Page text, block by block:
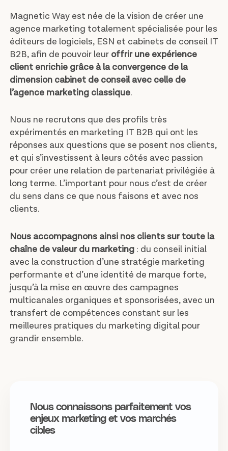
Magnetic Way est née de la vision de créer une
agence marketing totalement spécialisée pour les
éditeurs de logiciels, ESN et cabinets de conseil IT
B2B, afin de pouvoir leur offrir une expérience
client enrichie grâce à la convergence de la
dimension cabinet de conseil avec celle de
l’agence marketing classique.
Nous ne recrutons que des profils très
expérimentés en marketing IT B2B qui ont les
réponses aux questions que se posent nos clients,
et qui s’investissent à leurs côtés avec passion
pour créer une relation de partenariat privilégiée à
long terme. L’important pour nous c’est de créer
du sens dans ce que nous faisons et avec nos
clients.
Nous accompagnons ainsi nos clients sur toute la
chaîne de valeur du marketing : du conseil initial
avec la construction d’une stratégie marketing
performante et d’une identité de marque forte,
jusqu’à la mise en œuvre des campagnes
multicanales organiques et sponsorisées, avec un
transfert de compétences constant sur les
meilleures pratiques du marketing digital pour
grandir ensemble.
Nous connaissons parfaitement vos
enjeux marketing et vos marchés
cibles